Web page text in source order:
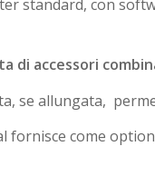
standard, con
di accessori
se allungata,
fornisce come